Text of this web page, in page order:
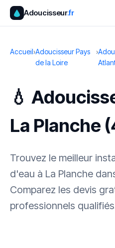
Adoucisseur.fr
Accueil›Adoucisseur Pays
de la Loire
›
💧
La Planche
Trouvez le meilleur
d'eau à La Planche
Comparez les devis
professionnels